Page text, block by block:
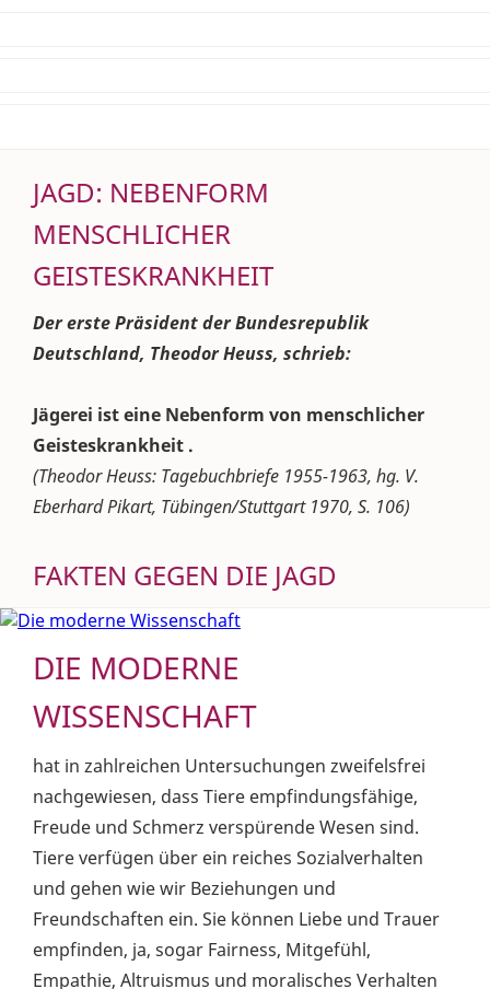
JAGD: NEBENFORM
MENSCHLICHER
GEISTESKRANKHEIT
Der erste Präsident der Bundesrepublik
Deutschland, Theodor Heuss, schrieb:
Jägerei ist eine Nebenform von menschlicher
Geisteskrankheit .
(Theodor Heuss: Tagebuchbriefe 1955-1963, hg. V.
Eberhard Pikart, Tübingen/Stuttgart 1970, S. 106)
FAKTEN GEGEN DIE JAGD
DIE MODERNE
WISSENSCHAFT
hat in zahlreichen Untersuchungen zweifelsfrei
nachgewiesen, dass Tiere empfindungsfähige,
Freude und Schmerz verspürende Wesen sind.
Tiere verfügen über ein reiches Sozialverhalten
und gehen wie wir Beziehungen und
Freundschaften ein. Sie können Liebe und Trauer
empfinden, ja, sogar Fairness, Mitgefühl,
Empathie, Altruismus und moralisches Verhalten